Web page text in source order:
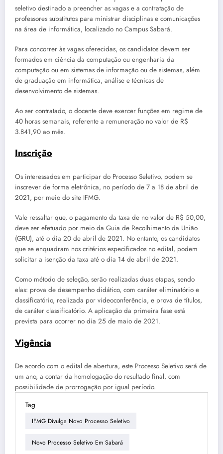
seletivo destinado a preencher as vagas e a contratação de
professores substitutos para ministrar disciplinas e comunicações
na área de informática, localizado no Campus Sabará.
Para concorrer às vagas oferecidas, os candidatos devem ser
formados em ciência da computação ou engenharia da
computação ou em sistemas de informação ou de sistemas, além
de graduação em informática, análise e técnicas de
desenvolvimento de sistemas.
Ao ser contratado, o docente deve exercer funções em regime de
40 horas semanais, referente a remuneração no valor de R$
3.841,90 ao mês.
Inscrição
Os interessados em participar do Processo Seletivo, podem se
inscrever de forma eletrônica, no período de 7 a 18 de abril de
2021, por meio do site IFMG.
Vale ressaltar que, o pagamento da taxa de no valor de R$ 50,00,
deve ser efetuado por meio da Guia de Recolhimento da União
(GRU), até o dia 20 de abril de 2021. No entanto, os candidatos
que se enquadram nos critérios especificados no edital, podem
solicitar a isenção da taxa até o dia 14 de abril de 2021.
Como método de seleção, serão realizadas duas etapas, sendo
elas: prova de desempenho didático, com caráter eliminatório e
classificatório, realizada por videoconferência, e prova de títulos,
de caráter classificatório. A aplicação da primeira fase está
prevista para ocorrer no dia 25 de maio de 2021.
Vigência
De acordo com o edital de abertura, este Processo Seletivo será de
um ano, a contar da homologação do resultado final, com
possibilidade de prorrogação por igual período.
Tag
IFMG Divulga Novo Processo Seletivo
Novo Processo Seletivo Em Sabará